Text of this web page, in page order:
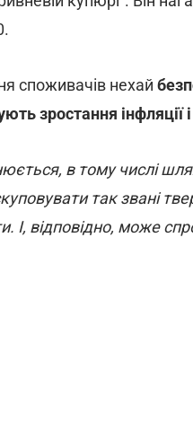
споживачів нехай
зростання інфляції
в тому числі
так звані
І, відповідно, може